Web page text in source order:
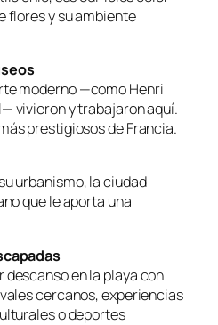
flores y su ambiente
moderno —como Henri
vivieron y trabajaron aquí.
prestigiosos de Francia.
urbanismo, la ciudad
que le aporta una
en la playa con
cercanos, experiencias
o deportes